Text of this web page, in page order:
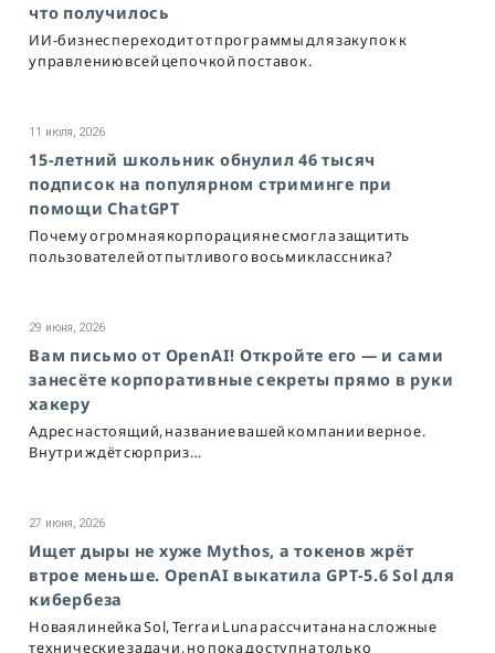
что получилось
ИИ-бизнес переходит от программы для закупок к
управлению всей цепочкой поставок.
11 июля, 2026
15-летний школьник обнулил 46 тысяч
подписок на популярном стриминге при
помощи ChatGPT
Почему огромная корпорация не смогла защитить
пользователей от пытливого восьмиклассника?
29 июня, 2026
Вам письмо от OpenAI! Откройте его — и сами
занесёте корпоративные секреты прямо в руки
хакеру
Адрес настоящий, название вашей компании верное.
Внутри ждёт сюрприз…
27 июня, 2026
Ищет дыры не хуже Mythos, а токенов жрёт
втрое меньше. OpenAI выкатила GPT-5.6 Sol для
кибербеза
Новая линейка Sol, Terra и Luna рассчитана на сложные
технические задачи, но пока доступна только